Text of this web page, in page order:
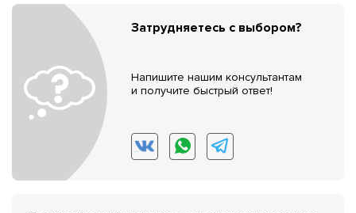
Затрудняетесь с выбором?
Напишите нашим консультантам
и получите быстрый ответ!